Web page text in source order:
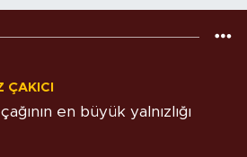
ÇAKICI
en büyük yalnızlığı